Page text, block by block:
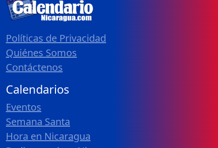
Políticas de Privacidad
Quiénes Somos
Contáctenos
Calendarios
Eventos
Semana Santa
Hora en Nicaragua